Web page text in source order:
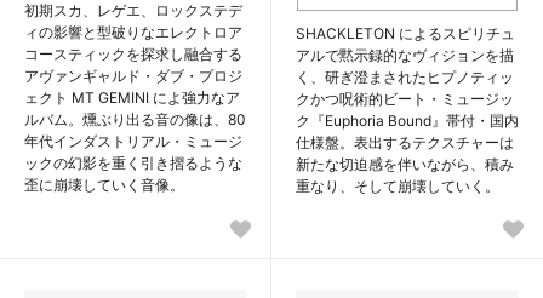
初期スカ、レゲエ、ロックステデ
ィの影響と型破りなエレクトロア
コースティックを探求し融合する
アヴァンギャルド・ダブ・プロジ
ェクト MT GEMINI によ強力なア
ルバム。燻ぶり出る音の像は、80
年代インダストリアル・ミュージ
ックの幻影を重く引き摺るような
歪に崩壊していく音像。
SHACKLETON によるスピリチュ
アルで黙示録的なヴィジョンを描
く、研ぎ澄まされたヒプノティッ
クかつ呪術的ビート・ミュージッ
ク『Euphoria Bound』帯付・国内
仕様盤。表出するテクスチャーは
新たな切迫感を伴いながら、積み
重なり、そして崩壊していく。